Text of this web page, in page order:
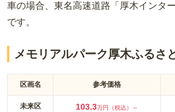
車の場合 、東名高速道路「厚木インタ
です。
メモリアルパーク厚木ふるさ
区画名 参考価格
未来区 103.3万円（税込）～